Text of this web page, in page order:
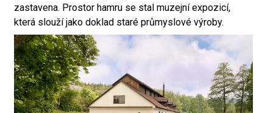
zastavena. Prostor hamru se stal muzejní expozicí,
která slouží jako doklad staré průmyslové výroby.